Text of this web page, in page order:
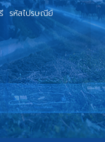
รหัสไปรษณีย์